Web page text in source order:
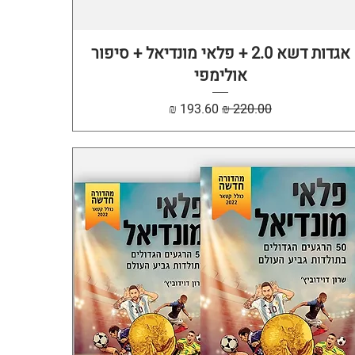
תצוגה מהירה
אגדות דשא 2.0 + פלאי מונדיאל + סיפור
אולימפי
מחיר רגיל מחיר מבצע